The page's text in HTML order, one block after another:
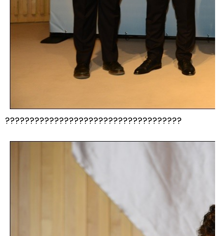
????????????????????????????????????